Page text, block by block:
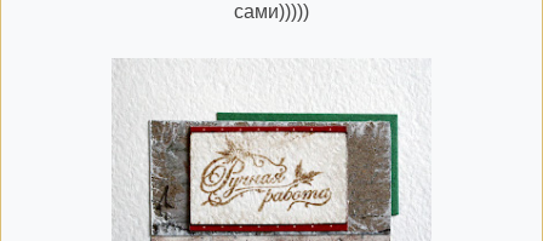
сами)))))